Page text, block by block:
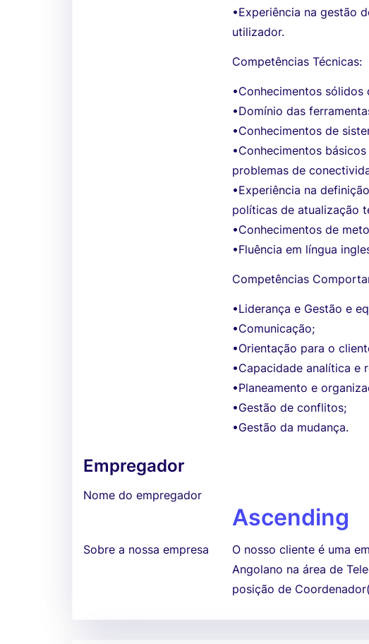
•Experiência na gestão
utilizador.
Competências Técnicas:
•Conhecimentos
•Domínio das
•Conhecimentos de
•Conhecimentos
problemas de
•Experiência na
políticas de atualização
•Conhecimentos de
•Fluência em língua
Competências
•Liderança e Gestão e
•Comunicação;
•Orientação para o
•Capacidade analítica e
•Planeamento e
•Gestão de conflitos;
•Gestão da mudança.
Empregador
Nome do empregador
Ascending
Sobre a nossa empresa
O nosso cliente é uma
Angolano na área de
posição de